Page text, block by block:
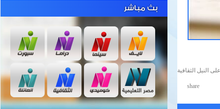
النيل الثقافية
share
بث مباشر